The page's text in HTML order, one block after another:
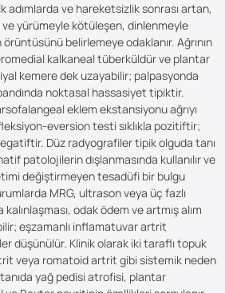
adımlarda ve hareketsizlik sonrası artan,
yürümeyle kötüleşen, dinlenmeyle
örüntüsünü belirlemeye odaklanır. Ağrının
kalkaneal tüberküldür ve plantar
kemere dek uzayabilir; palpasyonda
noktasal hassasiyet tipiktir.
eklem ekstansiyonu ağrıyı
eversion testi sıklıkla pozitiftir;
Düz radyografiler tipik olguda tanı
patolojilerin dışlanmasında kullanılır ve
değiştirmeyen tesadüfi bir bulgu
MRG, ultrason veya üç fazlı
odak ödem ve artmış alım
eşzamanlı inflamatuvar artrit
düşünülür. Klinik olarak iki taraflı topuk
veya romatoid artrit gibi sistemik neden
tanıda yağ pedisi atrofisi, plantar